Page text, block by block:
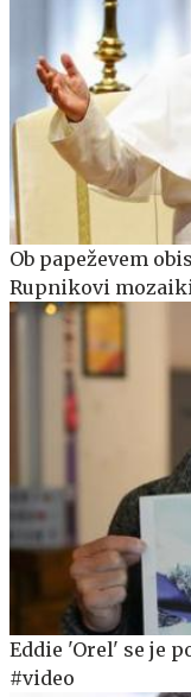
Ob papeževem
Rupnikovi
Eddie 'Orel' se je
#video